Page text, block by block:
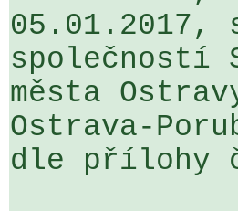
05.01.2017,
společností
města
Ostrava-
dle přílohy